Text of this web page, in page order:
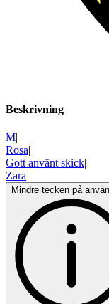
Beskrivning
M|
Rosa|
Gott använt skick|
Zara
Mindre tecken på